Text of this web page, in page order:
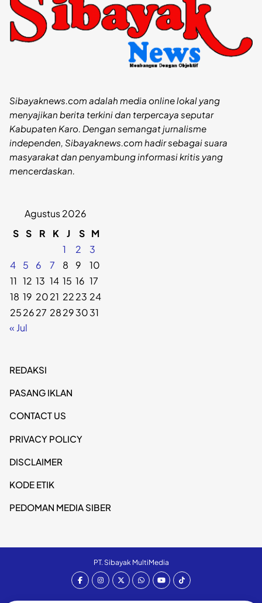
Sibayaknews.com adalah media online lokal yang
menyajikan berita terkini dan terpercaya seputar
Kabupaten Karo. Dengan semangat jurnalisme
independen, Sibayaknews.com hadir sebagai suara
masyarakat dan penyambung informasi kritis yang
mencerdaskan.
Agustus 2026
S S R K J S M
1
2
3
4
5 6 7 8 9
10
11 12 13 14 15 16 17
18 19 2021 2223 24
252627 28293031
« Jul
REDAKSI
PASANG IKLAN
CONTACT US
PRIVACY POLICY
DISCLAIMER
KODE ETIK
PEDOMAN MEDIA SIBER
PT. Sibayak MultiMedia